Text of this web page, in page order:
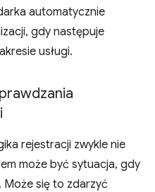
automatycznie
gdy następuje
usługi.
rejestracji zwykle nie
może być sytuacja, gdy
Może się to zdarzyć